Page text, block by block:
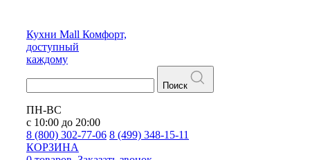
Кухни Mall Комфорт,
доступный
каждому
Поиск
ПН-ВС
с 10:00 до 20:00
8 (800) 302-77-06 8 (499) 348-15-11
КОРЗИНА